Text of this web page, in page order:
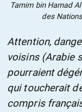
Tamim bin Hamad
des
Attention,
voisins (Arabie
pourraient
qui toucherait
compris